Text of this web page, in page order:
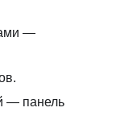
—
— панель